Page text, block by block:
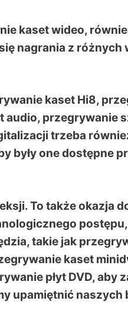
kaset wideo,
nagrania z różnych
kaset Hi8,
przegrywanie
trzeba
były one dostępne
To także okazja
takie jak
kaset
płyt DVD, aby
upamiętnić naszych